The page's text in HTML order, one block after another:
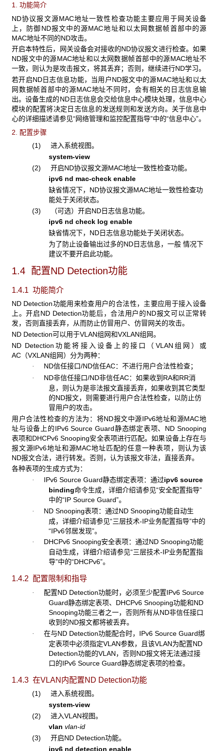
1. 功能简介
ND协议报文源MAC地址一致性检查功能主要应用于网关设备
上，防御ND报文中的源MAC地址和以太网数据帧首部中的源
MAC地址不同的ND攻击。
开启本特性后，网关设备会对接收的ND协议报文进行检查。如果
ND报文中的源MAC地址和以太网数据帧首部中的源MAC地址不
一致，则认为是攻击报文，将其丢弃；否则，继续进行ND学习。
若开启ND日志信息功能，当用户ND报文中的源MAC地址和以太
网数据帧首部中的源MAC地址不同时，会有相关的日志信息输
出。设备生成的ND日志信息会交给信息中心模块处理，信息中心
模块的配置将决定日志信息的发送规则和发送方向。关于信息中
心的详细描述请参见“网络管理和监控配置指导”中的“信息中心”。
2. 配置步骤
(1) 进入系统视图。
system-view
(2) 开启ND协议报文源MAC地址一致性检查功能。
ipv6 nd mac-check enable
缺省情况下，ND协议报文源MAC地址一致性检查功
能处于关闭状态。
(3) （可选）开启ND日志信息功能。
ipv6 nd check log enable
缺省情况下，ND日志信息功能处于关闭状态。
为了防止设备输出过多的ND日志信息，一般 情况下
建议不要开启此功能。
1.4 配置ND Detection功能
1.4.1 功能简介
ND Detection功能用来检查用户的合法性，主要应用于接入设备
上。开启ND Detection功能后，合法用户的ND报文可以正常转
发，否则直接丢弃，从而防止仿冒用户、仿冒网关的攻击。
ND Detection可以用于VLAN组网和VXLAN组网。
ND Detection功能将接入设备上的接口（VLAN组网）或
AC（VXLAN组网）分为两种：
· ND信任接口/ND信任AC：不进行用户合法性检查；
· ND非信任接口/ND非信任AC：如果收到RA和RR消
息，则认为是非法报文直接丢弃，如果收到其它类型
的ND报文，则需要进行用户合法性检查，以防止仿
冒用户的攻击。
用户合法性检查的方法为：将ND报文中源IPv6地址和源MAC地
址与设备上的IPv6 Source Guard静态绑定表项、ND Snooping
表项和DHCPv6 Snooping安全表项进行匹配。如果设备上存在与
报文源IPv6地址和源MAC地址匹配的任意一种表项，则认为该
ND报文合法，进行转发。否则，认为该报文非法，直接丢弃。
各种表项的生成方式为：
· IPv6 Source Guard静态绑定表项：通过ipv6 source
binding命令生成，详细介绍请参见“安全配置指导”
中的“IP Source Guard”。
· ND Snooping表项：通过ND Snooping功能自动生
成，详细介绍请参见“三层技术-IP业务配置指导”中的
“IPv6邻居发现”。
· DHCPv6 Snooping安全表项：通过ND Snooping功能
自动生成，详细介绍请参见“三层技术-IP业务配置指
导”中的“DHCPv6”。
1.4.2 配置限制和指导
· 配置ND Detection功能时，必须至少配置IPv6 Source
Guard静态绑定表项、DHCPv6 Snooping功能和ND
Snooping功能三者之一，否则所有从ND非信任接口
收到的ND报文都将被丢弃。
· 在与ND Detection功能配合时，IPv6 Source Guard绑
定表项中必须指定VLAN参数，且该VLAN为配置ND
Detection功能的VLAN，否则ND报文将无法通过接
口的IPv6 Source Guard静态绑定表项的检查。
1.4.3 在VLAN内配置ND Detection功能
(1) 进入系统视图。
system-view
(2) 进入VLAN视图。
vlan vlan-id
(3) 开启ND Detection功能。
ipv6 nd detection enable